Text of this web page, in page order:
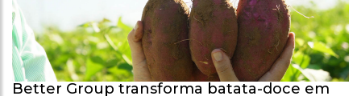
Better Group transforma batata-doce em